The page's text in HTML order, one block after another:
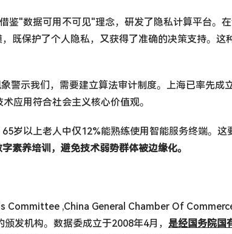
鉴"数据可用不可见"理念，研发了隐私计算平台。
既保护了个人隐私，又获得了准确的决策支持。这
警示我们，需要建立算法审计制度。上海已率先成
应用符合社会主义核心价值观。
岁以上老人中仅12%能熟练使用智能服务终端。这
素养培训，避免技术弱势群体被边缘化。
Committee ,China General Chamber Of Commerce
发机构。数据委成立于2008年4月， 是经国务院国